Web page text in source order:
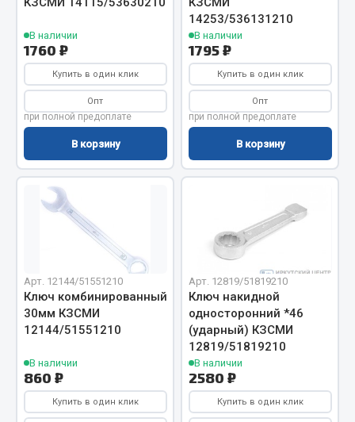
Запчасти МАЗ
Система питания
Подвеска
Тормозная система
Двери
Окно ветровое
Двигатель
Электрооборудование
Показать ещё
Весь раздел
Двигатель
Мост задний
В наличии
1760 ₽
Купить в один клик
Опт
при полной предоплате
В корзину
14253/536131210
В наличии
1795 ₽
Купить в один клик
Опт
при полной предоплате
В корзину
Арт. 12144/51551210
Ключ комбинированный
30мм КЗСМИ
12144/51551210
В наличии
860 ₽
Купить в один клик
Арт. 12819/51819210
Ключ накидной
односторонний *46
(ударный) КЗСМИ
12819/51819210
В наличии
2580 ₽
Купить в один клик